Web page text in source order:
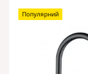
Популярний